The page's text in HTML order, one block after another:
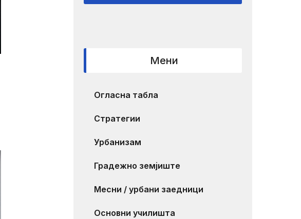
Мени
Огласна табла
Стратегии
Урбанизам
Градежно земјиште
Месни / урбани заедници
Основни училишта